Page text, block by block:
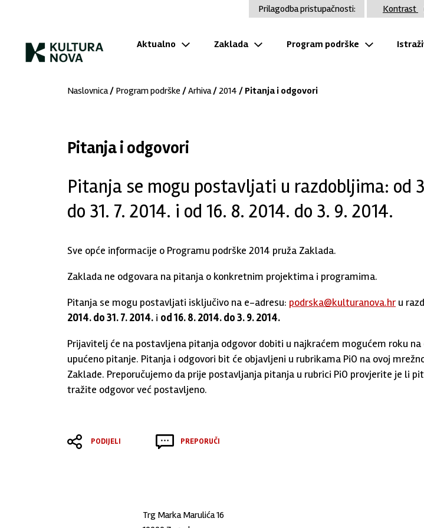
Aktualno Zaklada Program podrške
Naslovnica/ Program podrške /Arhiva/2014 / Pitanja i odgovori
Pitanja i odgovori
Pitanja se mogu postavljati u razdobljima: od
do 31. 7. 2014. i od 16. 8. 2014. do 3. 9. 2014.
Sve opće informacije o Programu podrške 2014 pruža Zaklada.
Zaklada ne odgovara na pitanja o konkretnim projektima i programima.
Pitanja se mogu postavljati isključivo na e-adresu: podrska@kulturanova.hr u
2014. do 31. 7. 2014. i od 16. 8. 2014. do 3. 9. 2014.
Prijavitelj će na postavljena pitanja odgovor dobiti u najkraćem mogućem roku na
upućeno pitanje. Pitanja i odgovori bit će objavljeni u rubrikama PiO na ovoj
Zaklade. Preporučujemo da prije postavljanja pitanja u rubrici PiO provjerite je li
tražite odgovor već postavljeno.
PODIJELI PREPORUČI
Trg Marka Marulića 16
Prilagodba pristupačnosti: Kontrast